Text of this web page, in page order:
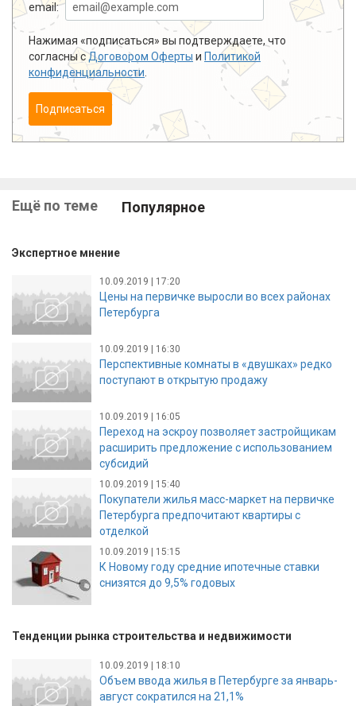
email:
Нажимая «подписаться» вы подтверждаете, что
согласны сДоговором Оферты и Политикой
конфиденциальности.
Подписаться
Ещё по теме Популярное
Экспертное мнение
10.09.2019 | 17:20
Цены на первичке выросли во всех районах
Петербурга
10.09.2019 | 16:30
Перспективные комнаты в «двушках» редко
поступают в открытую продажу
10.09.2019 | 16:05
Переход на эскроу позволяет застройщикам
расширить предложение с использованием
субсидий
10.09.2019 | 15:40
Покупатели жилья масс-маркет на первичке
Петербурга предпочитают квартиры с
отделкой
10.09.2019 | 15:15
К Новому году средние ипотечные ставки
снизятся до 9,5% годовых
Тенденции рынка строительства и недвижимости
10.09.2019 | 18:10
Объем ввода жилья в Петербурге за январь-
август сократился на 21,1%